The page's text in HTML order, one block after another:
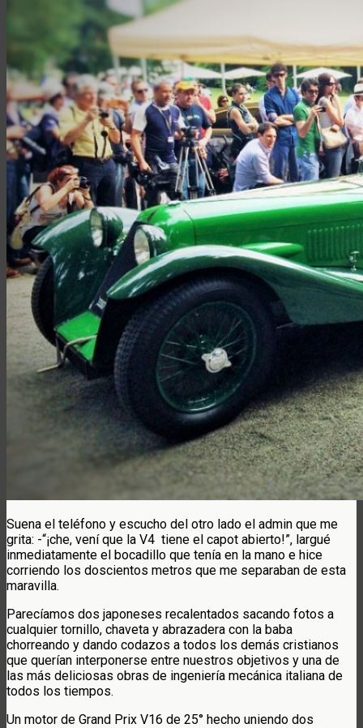
Suena el teléfono y escucho del otro lado el admin que me
grita: -“¡che, vení que la V4 tiene el capot abierto!”, largué
inmediatamente el bocadillo que tenía en la mano e hice
corriendo los doscientos metros que me separaban de esta
maravilla.
Parecíamos dos japoneses recalentados sacando fotos a
cualquier tornillo, chaveta y abrazadera con la baba
chorreando y dando codazos a todos los demás cristianos
que querían interponerse entre nuestros objetivos y una de
las más deliciosas obras de ingeniería mecánica italiana de
todos los tiempos.
Un motor de Grand Prix V16 de 25° hecho uniendo dos